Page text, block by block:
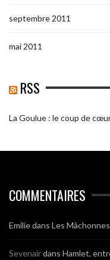
septembre 2011
mai 2011
RSS
La Goulue : le coup de
COMMENTAIRES
Emiliedans Les
Sevenairdans Hamlet,